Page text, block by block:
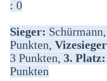
: 0
Sieger:
Punkten,
3 Punkten, 3. Platz:
Punkten